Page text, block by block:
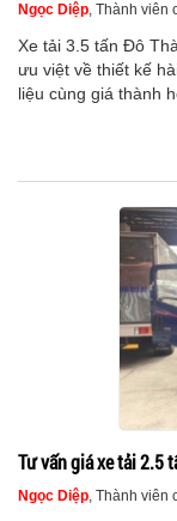
Ngọc Diệp, Thành viên
Xe tải 3.5 tấn Đô
ưu việt về thiết kế
liệu cùng giá thành
Tư vấn giá xe tải 2.5
Ngọc Diệp, Thành viên